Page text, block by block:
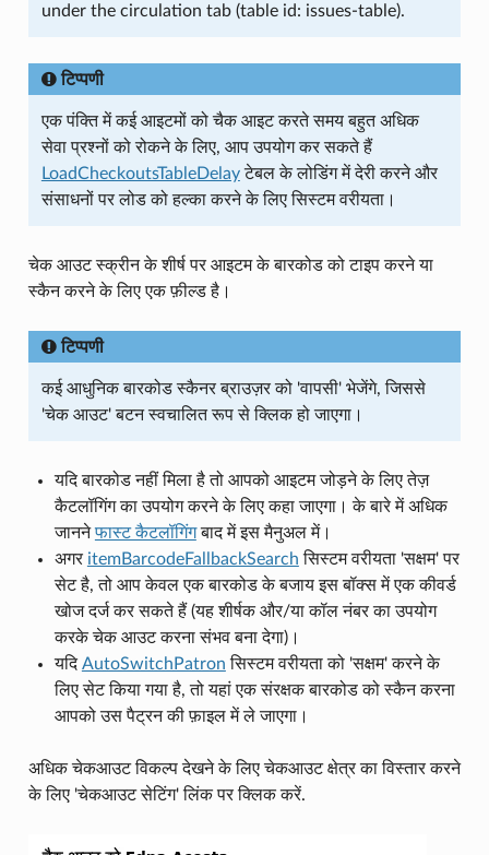
under the circulation tab (table id: issues-table).
टिप्पणी
एक पंक्ति में कई आइटमों को चैक आइट करते समय बहुत अधिक
सेवा प्रश्नों को रोकने के लिए, आप उपयोग कर सकते हैं
LoadCheckoutsTableDelayटेबल के लोडिंग में देरी करने और
संसाधनों पर लोड को हल्का करने के लिए सिस्टम वरीयता।
चेक आउट स्क्रीन के शीर्ष पर आइटम के बारकोड को टाइप करने या
स्कैन करने के लिए एक फ़ील्ड है।
टिप्पणी
कई आधुनिक बारकोड स्कैनर ब्राउज़र को 'वापसी' भेजेंगे, जिससे
'चेक आउट' बटन स्वचालित रूप से क्लिक हो जाएगा।
यदि बारकोड नहीं मिला है तो आपको आइटम जोड़ने के लिए तेज़
कैटलॉगिंग का उपयोग करने के लिए कहा जाएगा। के बारे में अधिक
जाननेफास्ट कैटलॉगिंगबाद में इस मैनुअल में।
अगर itemBarcodeFallbackSearch सिस्टम वरीयता 'सक्षम' पर
सेट है, तो आप केवल एक बारकोड के बजाय इस बॉक्स में एक कीवर्ड
खोज दर्ज कर सकते हैं (यह शीर्षक और/या कॉल नंबर का उपयोग
करके चेक आउट करना संभव बना देगा)।
यदिAutoSwitchPatron सिस्टम वरीयता को 'सक्षम' करने के
लिए सेट किया गया है, तो यहां एक संरक्षक बारकोड को स्कैन करना
आपको उस पैट्रन की फ़ाइल में ले जाएगा।
अधिक चेकआउट विकल्प देखने के लिए चेकआउट क्षेत्र का विस्तार करने
के लिए 'चेकआउट सेटिंग' लिंक पर क्लिक करें.